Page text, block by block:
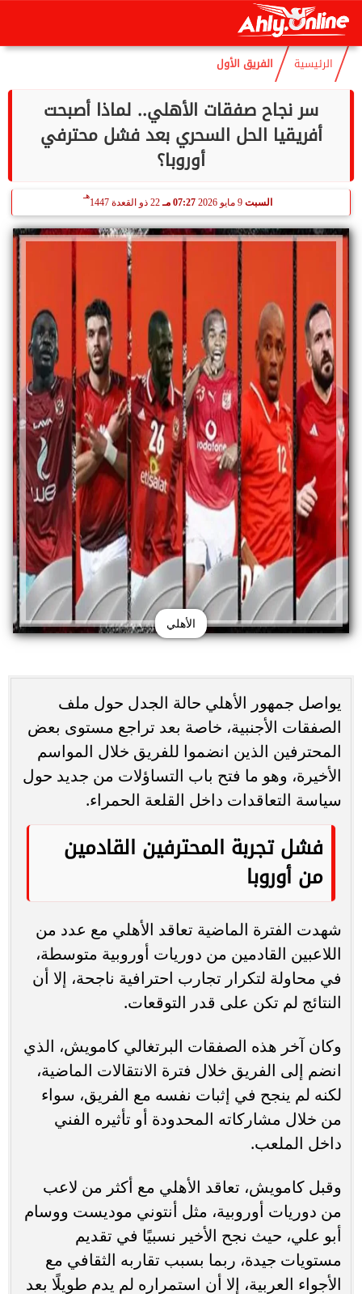
الجمعة
الرئيسية الفريق الأول
سر نجاح صفقات الأهلي.. لماذا أصبحت
أفريقيا الحل السحري بعد فشل محترفي
أوروبا؟
السبت 07:27 مـ 22 ذو القعدة 1447
هـ
الأهلي
يواصل جمهور الأهلي حالة الجدل حول ملف
الصفقات الأجنبية، خاصة بعد تراجع مستوى بعض
المحترفين الذين انضموا للفريق خلال المواسم
الأخيرة، وهو ما فتح باب التساؤلات من جديد حول
سياسة التعاقدات داخل القلعة الحمراء.
فشل تجربة المحترفين القادمين
من أوروبا
شهدت الفترة الماضية تعاقد الأهلي مع عدد من
اللاعبين القادمين من دوريات أوروبية متوسطة،
في محاولة لتكرار تجارب احترافية ناجحة، إلا أن
النتائج لم تكن على قدر التوقعات.
وكان آخر هذه الصفقات البرتغالي كامويش، الذي
انضم إلى الفريق خلال فترة الانتقالات الماضية،
لكنه لم ينجح في إثبات نفسه مع الفريق، سواء
من خلال مشاركاته المحدودة أو تأثيره الفني
داخل الملعب.
وقبل كامويش، تعاقد الأهلي مع أكثر من لاعب
من دوريات أوروبية، مثل أنتوني موديست ووسام
أبو علي، حيث نجح الأخير نسبيًا في تقديم
مستويات جيدة، ربما بسبب تقاربه الثقافي مع
الأجواء العربية، إلا أن استمراره لم يدم طويلًا بعد